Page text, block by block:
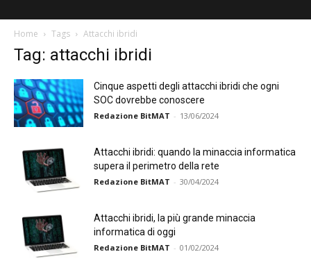
Home Tags Attacchi ibridi
Tag: attacchi ibridi
Cinque aspetti degli attacchi ibridi che ogni
SOC dovrebbe conoscere
Redazione BitMAT - 13/06/2024
Attacchi ibridi: quando la minaccia informatica
supera il perimetro della rete
Redazione BitMAT - 30/04/2024
Attacchi ibridi, la più grande minaccia
informatica di oggi
Redazione BitMAT - 01/02/2024